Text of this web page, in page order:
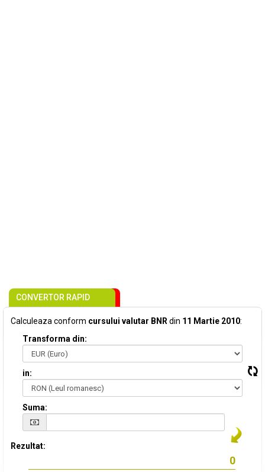
CONVERTOR RAPID
Calculeaza conform cursului valutar BNR din 11 Martie 2010:
Transforma din:
in:
Suma:
Rezultat: